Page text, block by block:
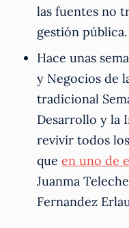
las fuentes no
gestión pública.
Hace unas
y Negocios de
tradicional
Desarrollo y la
revivir todos
queen uno de
Juanma
Fernandez